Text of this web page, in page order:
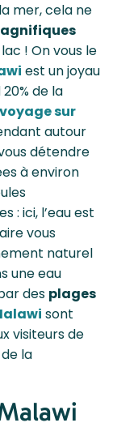
mer, cela ne
! On vous le
est un joyau
de la
voyage sur
autour
détendre
à environ
: ici, l’eau est
vous
naturel
une eau
des plages
sont
visiteurs de
la